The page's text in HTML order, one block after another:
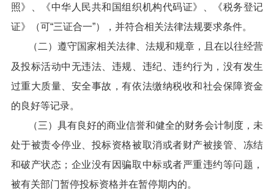
照》、《中华人民共和国组织机构代码证》、《税务登记
证》（可“三证合一”），并符合相关法律法规要求条件。
（二）遵守国家相关法律、法规和规章，且在以往经营
及投标活动中无违法、违规、违纪、违约行为，没有发生
过重大质量、安全事故，有依法缴纳税收和社会保障资金
的良好等记录。
（三）具有良好的商业信誉和健全的财务会计制度，未
处于被责令停业、投标资格被取消或者财产被接管、冻结
和破产状态；企业没有因骗取中标或者严重违约等问题，
被有关部门暂停投标资格并在暂停期内的。